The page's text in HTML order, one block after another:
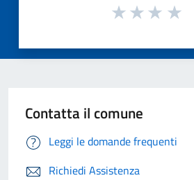
Contatta il comune
Leggi le domande frequenti
Richiedi Assistenza